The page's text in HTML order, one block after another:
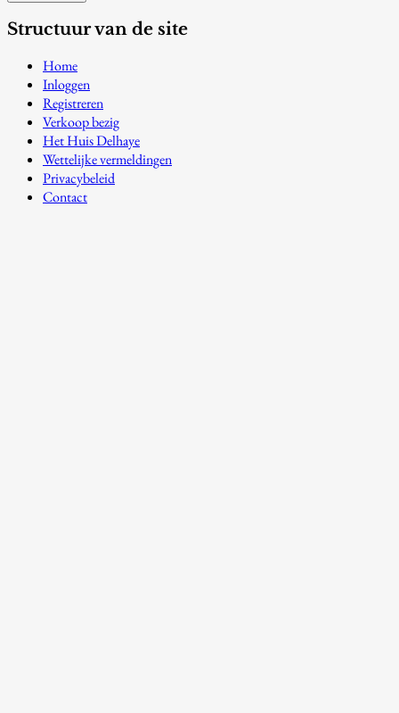
Structuur van de site
Home
Inloggen
Registreren
Verkoop bezig
Het Huis Delhaye
Wettelijke vermeldingen
Privacybeleid
Contact